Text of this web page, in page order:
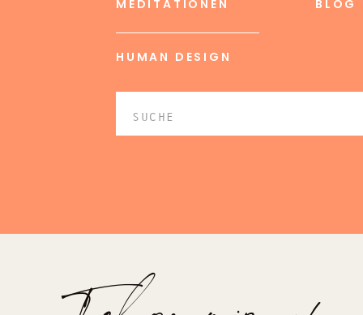
MEDITATIONEN BLOG
Search
HUMAN DESIGN